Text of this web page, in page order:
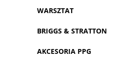
WARSZTAT
BRIGGS & STRATTON
AKCESORIA PPG